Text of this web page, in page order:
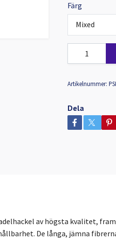
Färg
Mixed
Artikelnummer:
Dela
av högsta kvalitet,
De långa, jämna